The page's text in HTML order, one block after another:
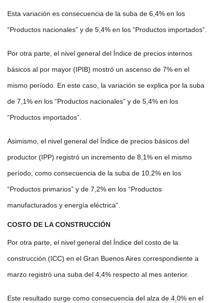
Esta variación es consecuencia de la suba de 6,4% en los
“Productos nacionales” y de 5,4% en los “Productos importados”.
Por otra parte, el nivel general del Índice de precios internos
básicos al por mayor (IPIB) mostró un ascenso de 7% en el
mismo período. En este caso, la variación se explica por la suba
de 7,1% en los “Productos nacionales” y de 5,4% en los
“Productos importados”.
Asimismo, el nivel general del Índice de precios básicos del
productor (IPP) registró un incremento de 8,1% en el mismo
período, como consecuencia de la suba de 10,2% en los
“Productos primarios” y de 7,2% en los “Productos
manufacturados y energía eléctrica”.
COSTO DE LA CONSTRUCCIÓN
Por otra parte, el nivel general del Índice del costo de la
construcción (ICC) en el Gran Buenos Aires correspondiente a
marzo registró una suba del 4,4% respecto al mes anterior.
Este resultado surge como consecuencia del alza de 4,0% en el